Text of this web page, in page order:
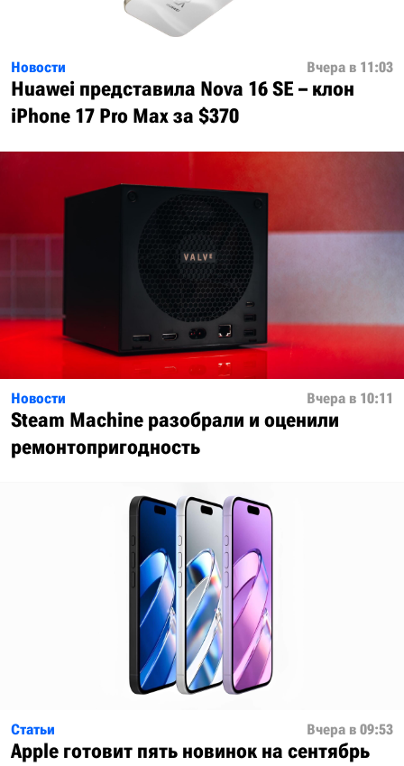
Новости Вчера в 11:03
Huawei представила Nova 16 SE – клон
iPhone 17 Pro Max за $370
Новости Вчера в 10:11
Steam Machine разобрали и оценили
ремонтопригодность
Статьи Вчера в 09:53
Apple готовит пять новинок на сентябрь